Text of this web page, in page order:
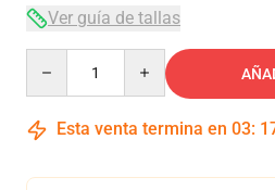
Ver guía de tallas
Esta venta termina en 03: